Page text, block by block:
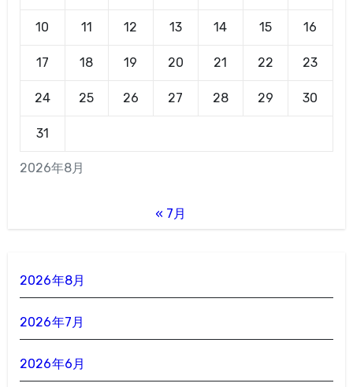
2026年8月
10 11 12 13 14 15 16
17 18 19 20 21 22 23
24 25 26 27 28 29 30
31
« 7月
2026年8月
2026年7月
2026年6月